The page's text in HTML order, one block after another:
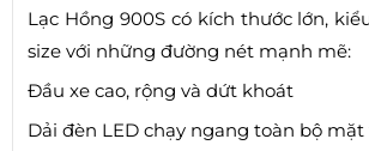
Lạc Hồng 900S có kích thước lớn,
size với những đường nét mạnh mẽ:
Đầu xe cao, rộng và dứt khoát
Dải đèn LED chạy ngang toàn bộ